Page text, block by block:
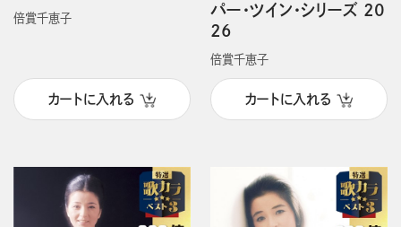
倍賞千恵子
カートに入れる
パー・ツイン・シリーズ 20
26
倍賞千恵子
カートに入れる